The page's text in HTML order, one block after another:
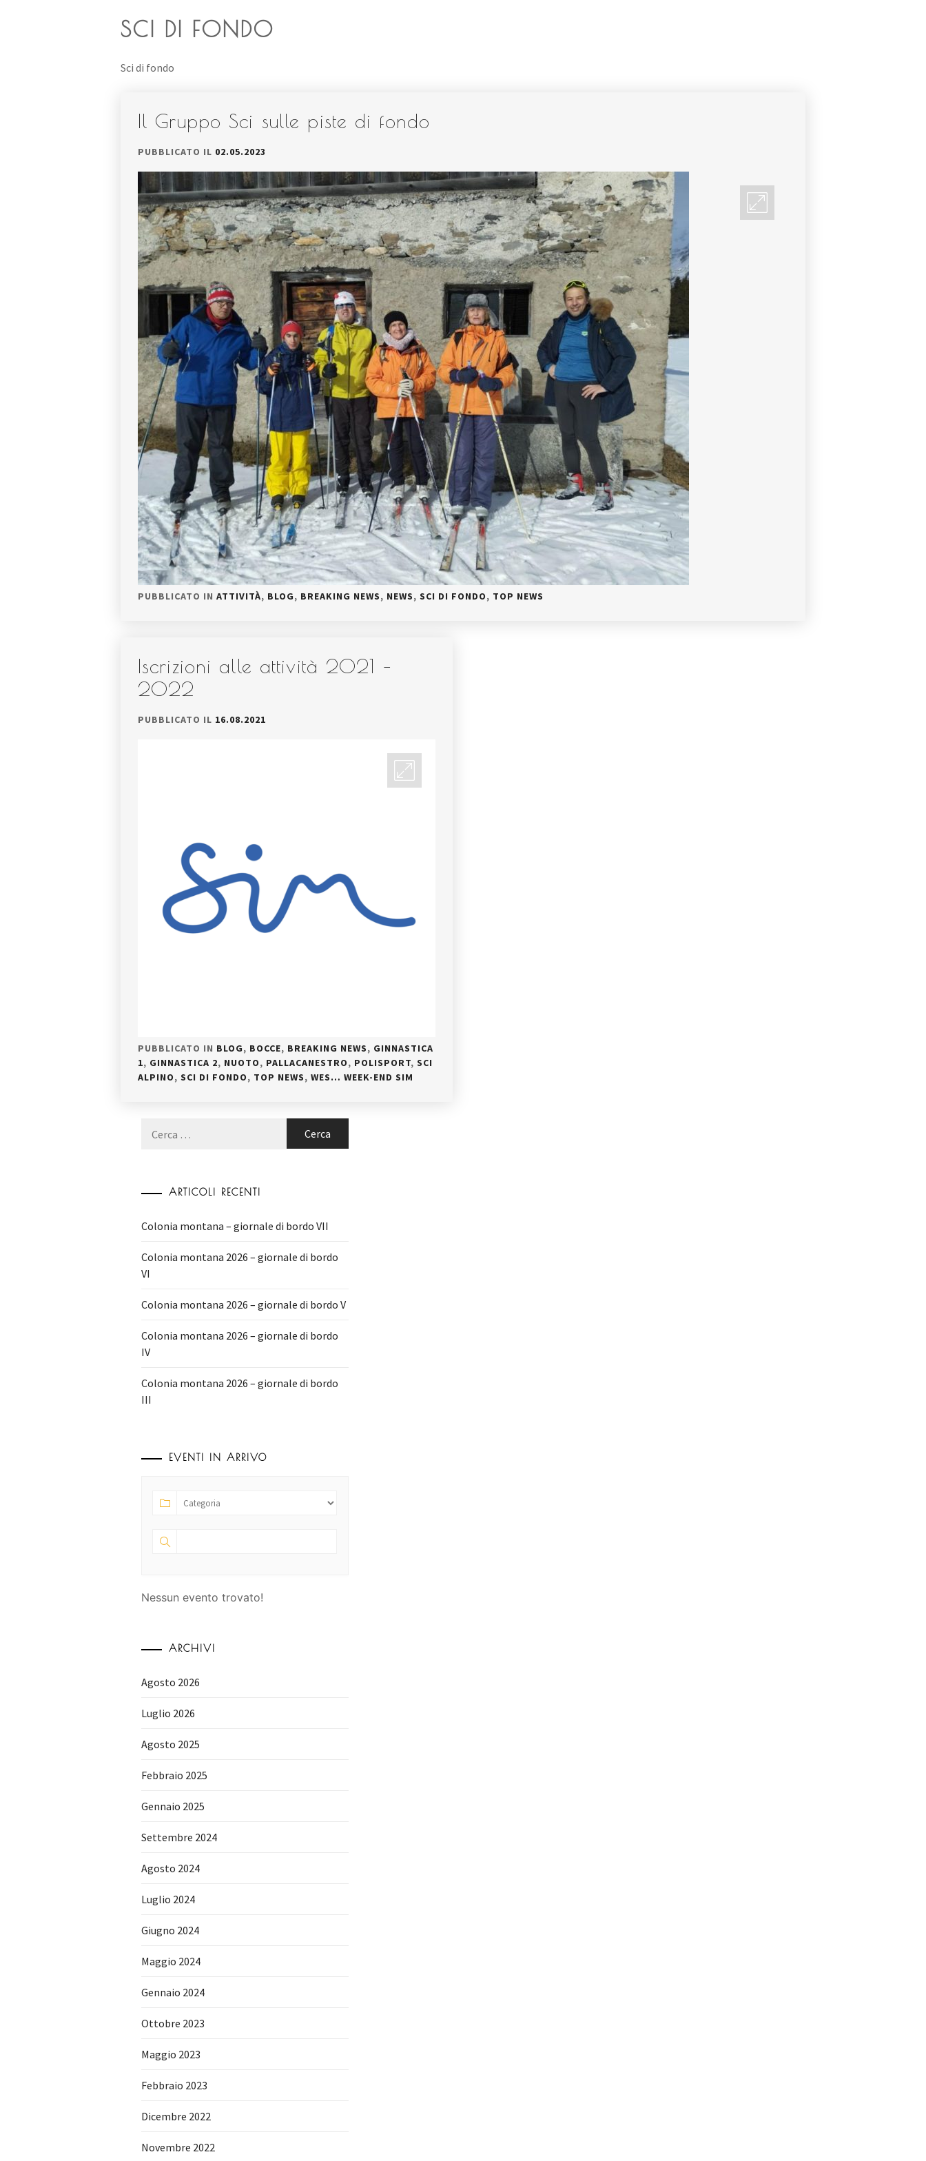
SCI DI FONDO
Sci di fondo
Il Gruppo Sci sulle piste di fondo
PUBBLICATO IL 02.05.2023
PUBBLICATO IN ATTIVITÀ, BLOG, BREAKING NEWS, NEWS, SCI DI FONDO, TOP NEWS
Iscrizioni alle attività 2021 –
2022
PUBBLICATO IL 16.08.2021
PUBBLICATO IN BLOG, BOCCE, BREAKING NEWS, GINNASTICA
1, GINNASTICA 2, NUOTO, PALLACANESTRO, POLISPORT, SCI
ALPINO, SCI DI FONDO, TOP NEWS, WES… WEEK-END SIM
per:
ARTICOLI RECENTI
Colonia montana – giornale di bordo VII
Colonia montana 2026 – giornale di bordo
VI
Colonia montana 2026 – giornale di bordo V
Colonia montana 2026 – giornale di bordo
IV
Colonia montana 2026 – giornale di bordo
III
EVENTI IN ARRIVO
Nessun evento trovato!
ARCHIVI
Agosto 2026
Luglio 2026
Agosto 2025
Febbraio 2025
Gennaio 2025
Settembre 2024
Agosto 2024
Luglio 2024
Giugno 2024
Maggio 2024
Gennaio 2024
Ottobre 2023
Maggio 2023
Febbraio 2023
Dicembre 2022
Novembre 2022